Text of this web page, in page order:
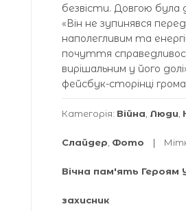
безвісти. Довгою була
«Він не зупинявся
наполегливим та
почуття
вирішальним у його
фейсбук-сторінці
Категорія: Війна Люди
Слайдер Фото
Вічна пам'ять Героям
захисник